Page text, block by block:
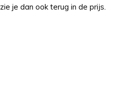
je dan ook terug in de prijs.